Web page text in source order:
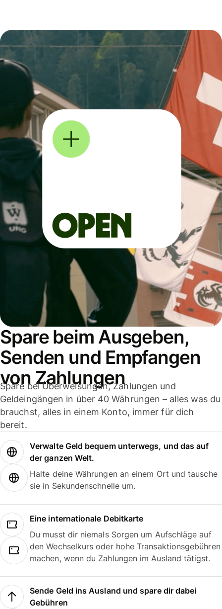
Spare beim Ausgeben,
Senden und Empfangen
von Zahlungen
Spare bei Überweisungen, Zahlungen und
Geldeingängen in über 40 Währungen – alles was du
brauchst, alles in einem Konto, immer für dich
bereit.
Verwalte Geld bequem unterwegs, und das auf
der ganzen Welt.
Halte deine Währungen an einem Ort und tausche
sie in Sekundenschnelle um.
Eine internationale Debitkarte
Du musst dir niemals Sorgen um Aufschläge auf
den Wechselkurs oder hohe Transaktionsgebühren
machen, wenn du Zahlungen im Ausland tätigst.
Sende Geld ins Ausland und spare dir dabei
Gebühren